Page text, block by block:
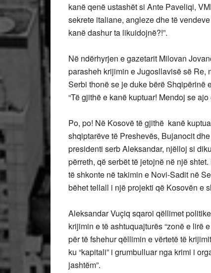
kanë qenë ustashët si Ante Paveliqi,
sekrete italiane, angleze dhe të
kanë dashur ta likuidojnë?!”.
Në ndërhyrjen e gazetarit Milovan
parasheh krijimin e Jugosllavisë së Re,
Serbi thonë se je duke bërë Shqipërinë
“Të gjithë e kanë kuptuar! Mendoj se
Po, po! Në Kosovë të gjithë kanë
shqiptarëve të Preshevës, Bujanocit
presidenti serb Aleksandar, njëlloj si
përreth, që serbët të jetojnë në një
të shkonte në takimin e Novi-Sadit në
bëhet tellall i një projekti që Kosovën e
Aleksandar Vuçiq sqaroi qëllimet
krijimin e të ashtuquajturës “zonë e lirë
për të fshehur qëllimin e vërtetë të
ku “kapitali” i grumbulluar nga krimi i
jashtëm”.